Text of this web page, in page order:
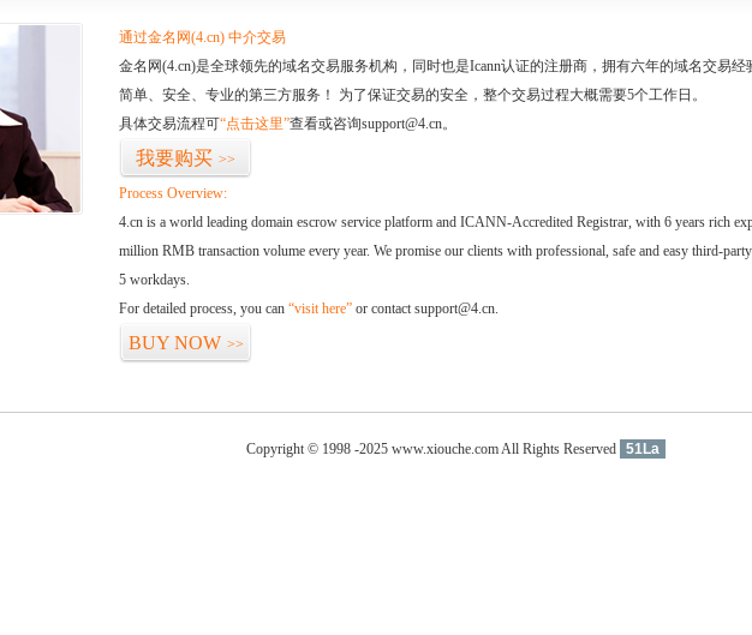
通过金名网(4.cn) 中介交易
金名网(4.cn)是全球领先的域名交易服务机构，同时也是Icann认证的注册商，拥有六年的域名交易
简单、安全、专业的第三方服务！ 为了保证交易的安全，整个交易过程大概需要5个工作日。
具体交易流程可“点击这里”查看或咨询support@4.cn。
我要购买 >>
Process Overview:
4.cn is a world leading domain escrow service platform and ICANN-Accredited Registrar, with 6 years rich
million RMB transaction volume every year. We promise our clients with professional, safe and easy third-
5 workdays.
For detailed process, you can “visit here” or contact support@4.cn.
BUY NOW >>
Copyright © 1998 -2025 www.xiouche.com All Rights Reserved 51La